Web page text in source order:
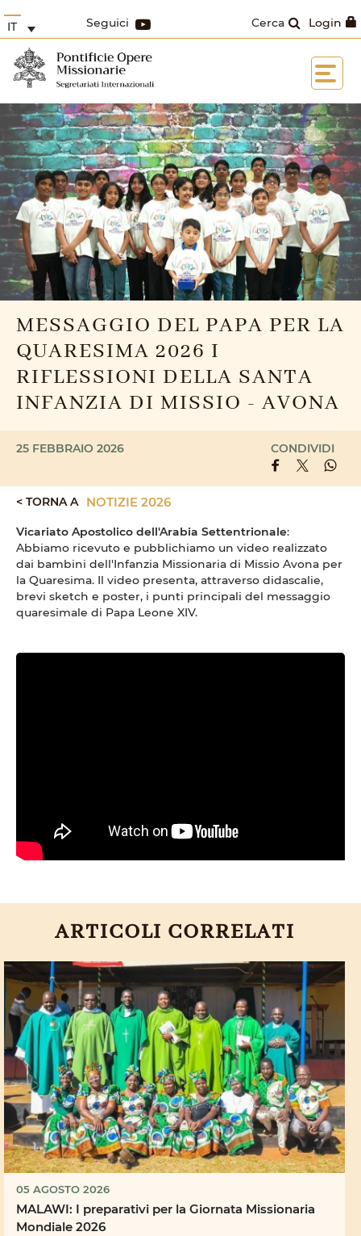
Login
Cerca
Seguici
IT
MESSAGGIO DEL PAPA PER LA
QUARESIMA 2026 I
RIFLESSIONI DELLA SANTA
INFANZIA DI MISSIO - AVONA
25 FEBBRAIO 2026 CONDIVIDI
< TORNA A NOTIZIE 2026
Vicariato Apostolico dell'Arabia Settentrionale:
Abbiamo ricevuto e pubblichiamo un video realizzato
dai bambini dell'Infanzia Missionaria di Missio Avona per
la Quaresima. Il video presenta, attraverso didascalie,
brevi sketch e poster, i punti principali del messaggio
quaresimale di Papa Leone XIV.
ARTICOLI CORRELATI
05 AGOSTO 2026
MALAWI: I preparativi per la Giornata Missionaria
Mondiale 2026